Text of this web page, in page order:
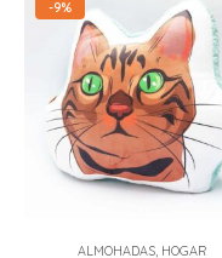
-9%
ALMOHADAS, HOGAR